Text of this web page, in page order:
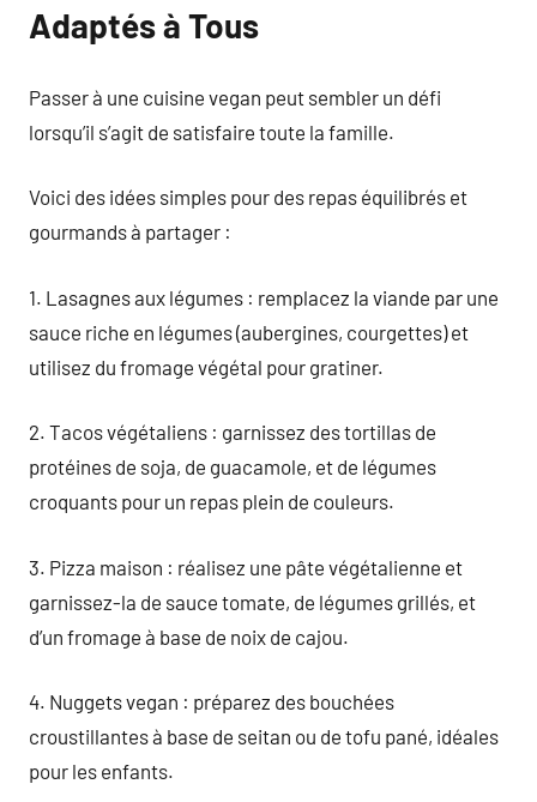
Adaptés à Tous
Passer à une cuisine vegan peut sembler un défi
lorsqu’il s’agit de satisfaire toute la famille.
Voici des idées simples pour des repas équilibrés et
gourmands à partager :
1. Lasagnes aux légumes : remplacez la viande par une
sauce riche en légumes (aubergines, courgettes) et
utilisez du fromage végétal pour gratiner.
2. Tacos végétaliens : garnissez des tortillas de
protéines de soja, de guacamole, et de légumes
croquants pour un repas plein de couleurs.
3. Pizza maison : réalisez une pâte végétalienne et
garnissez-la de sauce tomate, de légumes grillés, et
d’un fromage à base de noix de cajou.
4. Nuggets vegan : préparez des bouchées
croustillantes à base de seitan ou de tofu pané, idéales
pour les enfants.